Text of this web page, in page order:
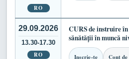
RO
29.09.2026
13.30-17.30
RO
CURS de instruire
sănătății în muncă
Inscrie-te Cont